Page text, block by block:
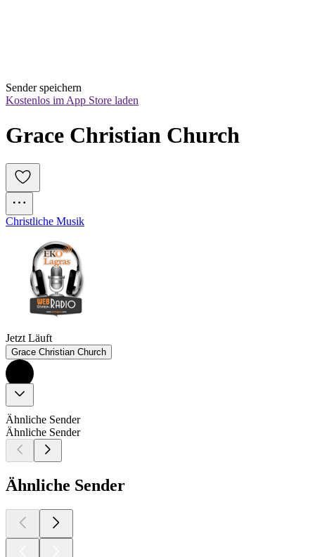
Sender speichern
Kostenlos im App Store laden
Grace Christian Church
Christliche Musik
Jetzt Läuft
Grace Christian Church
Ähnliche Sender
Ähnliche Sender
Ähnliche Sender